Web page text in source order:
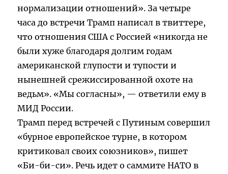
нормализации отношений». За четыре
часа до встречи Трамп написал в твиттере,
что отношения США с Россией «никогда не
были хуже благодаря долгим годам
американской глупости и тупости и
нынешней срежиссированной охоте на
ведьм». «Мы согласны», — ответили ему в
МИД России.
Трамп перед встречей с Путиным совершил
«бурное европейское турне, в котором
критиковал своих союзников», пишет
«Би-би-си». Речь идет о саммите НАТО в